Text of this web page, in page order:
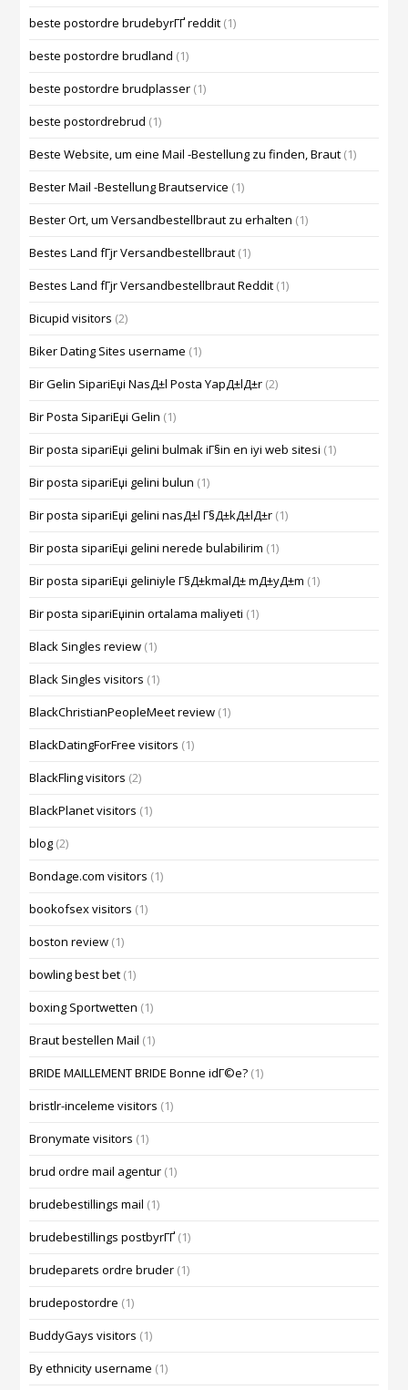
beste postordre brudebyrГҐ reddit (1)
beste postordre brudland (1)
beste postordre brudplasser (1)
beste postordrebrud (1)
Beste Website, um eine Mail -Bestellung zu finden, Braut (1)
Bester Mail -Bestellung Brautservice (1)
Bester Ort, um Versandbestellbraut zu erhalten (1)
Bestes Land fГјr Versandbestellbraut (1)
Bestes Land fГјr Versandbestellbraut Reddit (1)
Bicupid visitors (2)
Biker Dating Sites username (1)
Bir Gelin SipariЕџi NasД±l Posta YapД±lД±r (2)
Bir Posta SipariЕџi Gelin (1)
Bir posta sipariЕџi gelini bulmak iГ§in en iyi web sitesi (1)
Bir posta sipariЕџi gelini bulun (1)
Bir posta sipariЕџi gelini nasД±l Г§Д±kД±lД±r (1)
Bir posta sipariЕџi gelini nerede bulabilirim (1)
Bir posta sipariЕџi geliniyle Г§Д±kmalД± mД±yД±m (1)
Bir posta sipariЕџinin ortalama maliyeti (1)
Black Singles review (1)
Black Singles visitors (1)
BlackChristianPeopleMeet review (1)
BlackDatingForFree visitors (1)
BlackFling visitors (2)
BlackPlanet visitors (1)
blog (2)
Bondage.com visitors (1)
bookofsex visitors (1)
boston review (1)
bowling best bet (1)
boxing Sportwetten (1)
Braut bestellen Mail (1)
BRIDE MAILLEMENT BRIDE Bonne idГ©e? (1)
bristlr-inceleme visitors (1)
Bronymate visitors (1)
brud ordre mail agentur (1)
brudebestillings mail (1)
brudebestillings postbyrГҐ (1)
brudeparets ordre bruder (1)
brudepostordre (1)
BuddyGays visitors (1)
By ethnicity username (1)